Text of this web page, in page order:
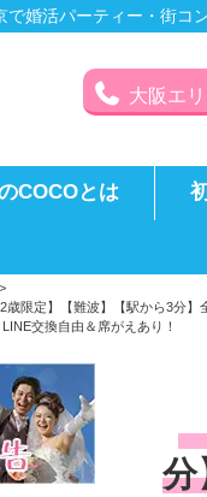
で婚活パーティー・街コ
大阪エリ
COCOとは
>
歳限定】【難波】【駅から3分
交換自由＆席がえあり！
分